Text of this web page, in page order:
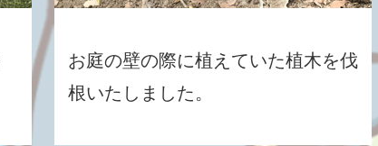
お庭の壁の際に植えていた植木を伐
根いたしました。